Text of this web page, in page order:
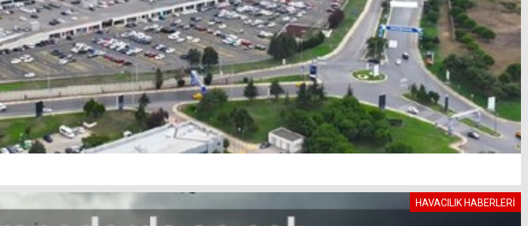
HAVACILIK HABERLERİ